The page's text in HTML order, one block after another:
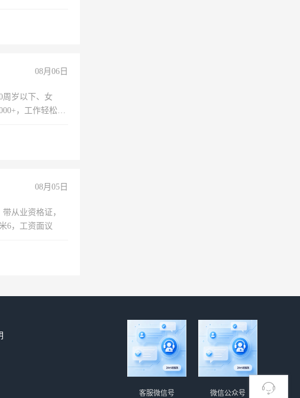
08月06日
周岁以下、女
，工作轻松，
08月05日
从业资格证，
6，工资面议
微信公众号
客服微信号